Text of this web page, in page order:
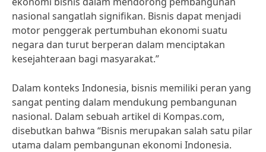
nasional sangatlah signifikan. Bisnis dapat menjadi
motor penggerak pertumbuhan ekonomi suatu
negara dan turut berperan dalam menciptakan
kesejahteraan bagi masyarakat.”
Dalam konteks Indonesia, bisnis memiliki peran yang
sangat penting dalam mendukung pembangunan
nasional. Dalam sebuah artikel di Kompas.com,
disebutkan bahwa “Bisnis merupakan salah satu pilar
utama dalam pembangunan ekonomi Indonesia.